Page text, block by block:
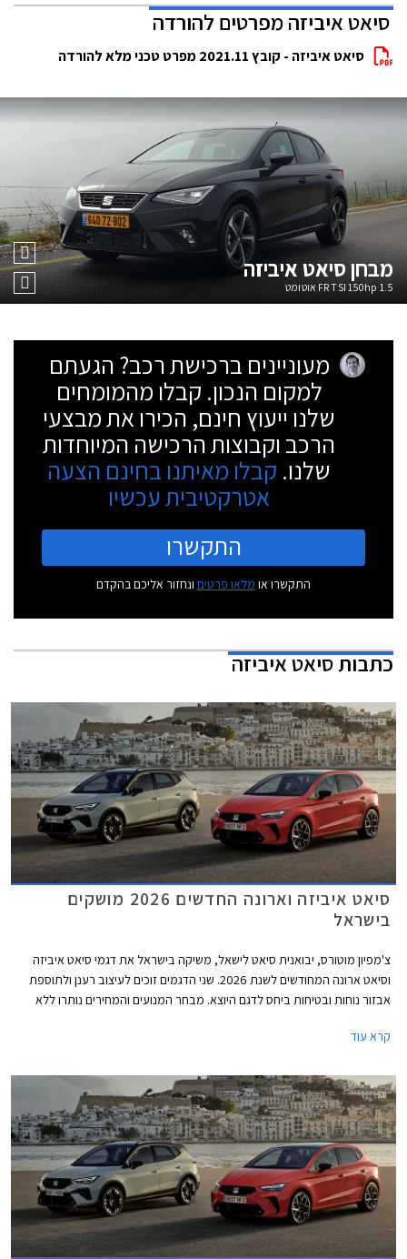
סיאט איביזה מפרטים להורדה
סיאט איביזה - קובץ 2021.11 מפרט טכני מלא להורדה
מבחןסיאט איביזה
1.5 FR TSI 150hp אוטומט
מעוניינים ברכישת רכב? הגעתם
למקום הנכון. קבלו מהמומחים
שלנו ייעוץ חינם, הכירו את מבצעי
הרכב וקבוצות הרכישה המיוחדות
שלנו. קבלו מאיתנו בחינם הצעה
אטרקטיבית עכשיו
התקשרו
התקשרו או מלאו פרטים ונחזור אליכם בהקדם
כתבותסיאט איביזה
סיאט איביזה וארונה החדשים 2026 מושקים
בישראל
צ'מפיון מוטורס, יבואנית סיאט לישאל, משיקה בישראל את דגמי סיאט איביזה
וסיאט ארונה המחודשים לשנת 2026. שני הדגמים זוכים לעיצוב רענן ולתוספת
אבזור נוחות ובטיחות ביחס לדגם היוצא. מבחר המנועים והמחירים נותרו ללא
₪, ורכב הפנאי העירוני סיאט ארונה מוצע במחיר התחלתי של 132,900 ₪.
קרא עוד